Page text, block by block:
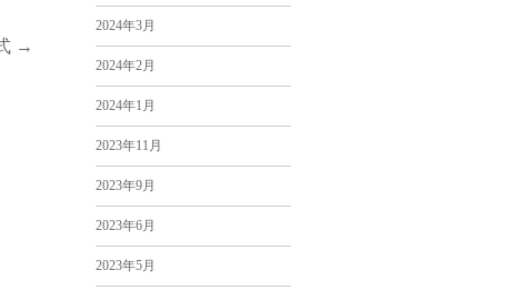
→
2024年3月
2024年2月
2024年1月
2023年11月
2023年9月
2023年6月
2023年5月